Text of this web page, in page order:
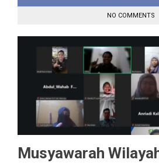
NO COMMENTS
Musyawarah